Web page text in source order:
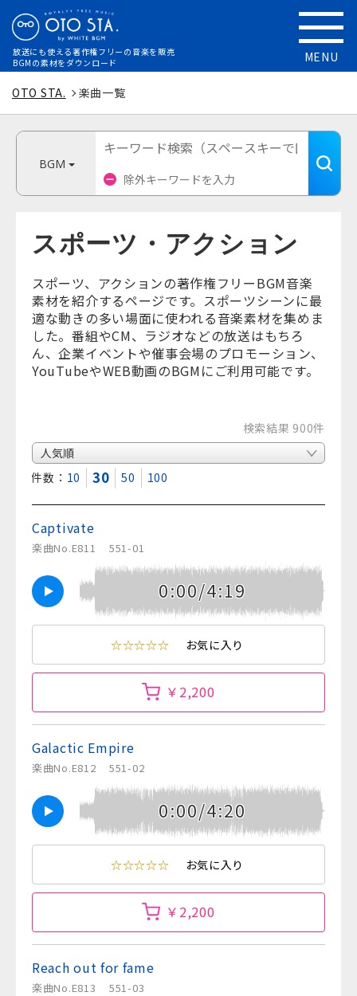
放送にも使える著作権フリーの音楽を販売
BGMの素材をダウンロード
MENU
OTO STA. 楽曲一覧
BGM
スポーツ・アクション
スポーツ、アクションの著作権フリーBGM音楽
素材を紹介するページです。スポーツシーンに最
適な動きの多い場面に使われる音楽素材を集めま
した。番組やCM、ラジオなどの放送はもちろ
ん、企業イベントや催事会場のプロモーション、
YouTubeやWEB動画のBGMにご利用可能です。
検索結果 900件
表示件数： 10 30 50 100
Captivate
楽曲No.E811 551-01
0:00/4:19
☆☆☆☆☆ お気に入り
￥2,200
Galactic Empire
楽曲No.E812 551-02
0:00/4:20
☆☆☆☆☆ お気に入り
￥2,200
Reach out for fame
楽曲No.E813 551-03